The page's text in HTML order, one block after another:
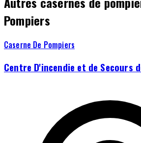
Pompiers
Caserne De Pompiers
Centre D'incendie et de Secours